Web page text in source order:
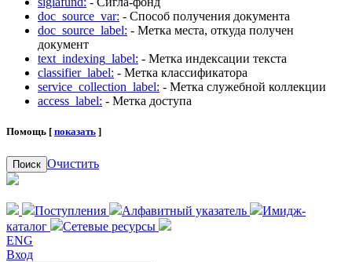
doc_source_var: - Способ получения документа
doc_source_label: - Метка места, откуда получен
документ
text_indexing_label: - Метка индексации текста
classifier_label: - Метка классификатора
service_collection_label: - Метка служебной коллекции
access_label: - Метка доступа
Помощь [ показать ]
Поиск Очистить
Поступления Алфавитный указатель
Имидж-
каталог
Сетевые ресурсы
ENG
Вход